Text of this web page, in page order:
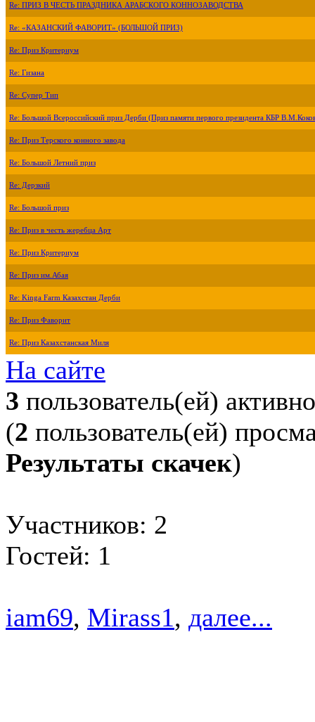
Re: ПРИЗ В ЧЕСТЬ ПРАЗДНИКА АРАБСКОГО КОННОЗАВОДСТВА
Re: «КАЗАНСКИЙ ФАВОРИТ» (БОЛЬШОЙ ПРИЗ)
Re: Приз Критериум
Re: Гизана
Re: Супер Тип
Re: Большой Всероссийский приз Дерби (Приз памяти первого президента КБР
Re: Приз Терского конного завода
Re: Большой Летний приз
Re: Дерзкий
Re: Большой приз
Re: Приз в честь жеребца Арт
Re: Приз Критериум
Re: Приз им.Абая
Re: Kinga Farm Казахстан Дерби
Re: Приз Фаворит
Re: Приз Казахстанская Миля
На сайте
3 пользователь(ей) активно
(2 пользователь(ей)
Результаты скачек)
Участников: 2
Гостей: 1
iam69, Mirass1, далее...